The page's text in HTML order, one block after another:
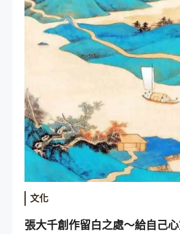
文化
張大千創作留白之處～給自己